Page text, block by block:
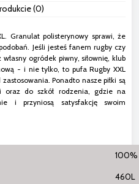
Cena nie zawiera
(0)
Granulat polisterynowy sprawi, że
Jeśli jesteś fanem rugby czy
ogródek piwny, siłownię, klub
- i nie tylko, to pufa Rugby XXL
Ponadto nasze piłki są
oraz do szkół rodzenia, gdzie na
i przyniosą satysfakcję swoim
100%
460L